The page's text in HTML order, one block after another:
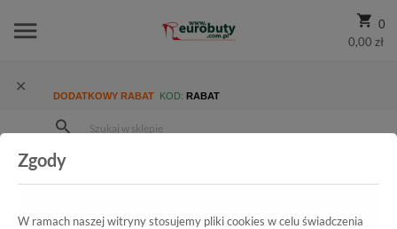
0
0,00 zł
DODATKOWY RABAT KOD: RABAT
Kolekcja damska
Sandały
Zgody
W ramach naszej witryny stosujemy pliki cookies w celu świadczenia